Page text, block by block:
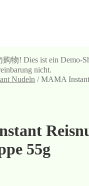
物! Dies ist ein Demo-
nicht.
Nudeln /MAMA
55g